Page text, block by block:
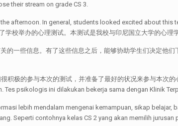
their stream on grade CS 3.
afternoon. In general, students looked excited about
校举办的心理测试。本测试是我校与印尼国立大学的心理
的一些信息。有了这些信息之后，能够协助学生们决定他
积极的参与本次的测试，并准备了最好的状况来参与本次
psikologis ini dilakukan bekerja sama dengan Klinik
lebih mendalam mengenai kemampuan, sikap
Seperti contohnya kelas CS 2 yang akan memilih jurusan